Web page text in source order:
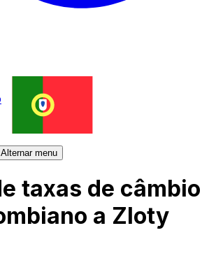
Alternar menu
taxas de câmbio
a Zloty